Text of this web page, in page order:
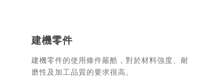
建機零件
建機零件的使用條件嚴酷，對於材料強度、耐
磨性及加工品質的要求很高。